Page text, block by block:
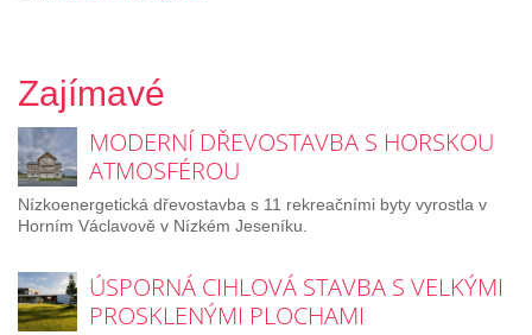
Zajímavé
MODERNÍ DŘEVOSTAVBA S HORSKOU
ATMOSFÉROU
Nízkoenergetická dřevostavba s 11 rekreačními byty vyrostla v
Horním Václavově v Nízkém Jeseníku.
ÚSPORNÁ CIHLOVÁ STAVBA S VELKÝMI
PROSKLENÝMI PLOCHAMI